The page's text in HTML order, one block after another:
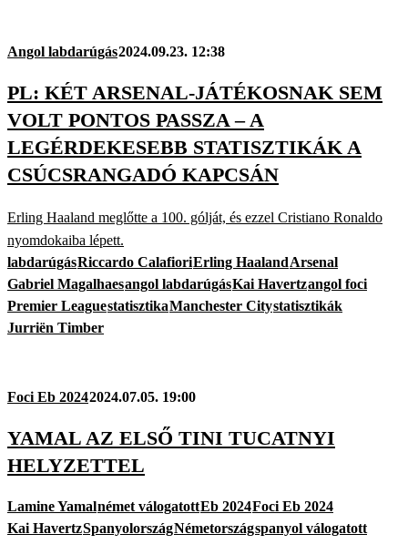
Angol labdarúgás2024.09.23. 12:38
PL: KÉT ARSENAL-JÁTÉKOSNAK SEM
VOLT PONTOS PASSZA – A
LEGÉRDEKESEBB STATISZTIKÁK A
CSÚCSRANGADÓ KAPCSÁN
Erling Haaland meglőtte a 100. gólját, és ezzel Cristiano Ronaldo
nyomdokaiba lépett.
labdarúgásRiccardo CalafioriErling HaalandArsenal
Gabriel Magalhaesangol labdarúgásKai Havertzangol foci
Premier LeaguestatisztikaManchester Citystatisztikák
Jurriën Timber
Foci Eb 20242024.07.05. 19:00
YAMAL AZ ELSŐ TINI TUCATNYI
HELYZETTEL
Lamine Yamalnémet válogatottEb 2024Foci Eb 2024
Kai HavertzSpanyolországNémetországspanyol válogatott